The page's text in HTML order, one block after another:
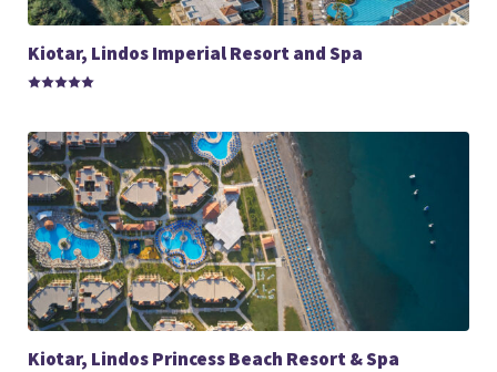
Kiotar, Lindos Imperial Resort and Spa
Kiotar, Lindos Princess Beach Resort & Spa